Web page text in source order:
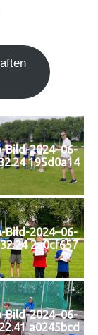
Bild-2024–06-
195d0a14
Bild-2024–06-
2a0cf657
Bild-2024–06-
a0245bcd